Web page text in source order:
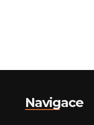
Navigace